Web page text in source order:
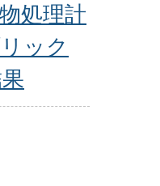
処理計
ック